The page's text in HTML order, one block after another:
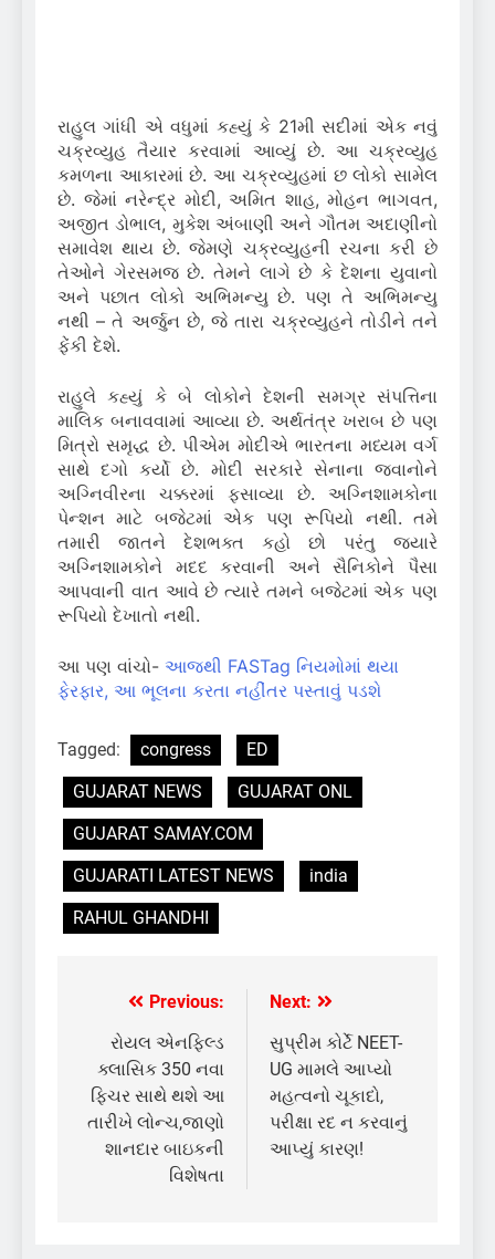
રાહુલ ગાંધી એ વધુમાં કહ્યું કે 21મી સદીમાં એક નવું
ચક્રવ્યુહ તૈયાર કરવામાં આવ્યું છે. આ ચક્રવ્યુહ
કમળના આકારમાં છે. આ ચક્રવ્યુહમાં છ લોકો સામેલ
છે. જેમાં નરેન્દ્ર મોદી, અમિત શાહ, મોહન ભાગવત,
અજીત ડોભાલ, મુકેશ અંબાણી અને ગૌતમ અદાણીનો
સમાવેશ થાય છે. જેમણે ચક્રવ્યુહની રચના કરી છે
તેઓને ગેરસમજ છે. તેમને લાગે છે કે દેશના યુવાનો
અને પછાત લોકો અભિમન્યુ છે. પણ તે અભિમન્યુ
નથી – તે અર્જુન છે, જે તારા ચક્રવ્યુહને તોડીને તને
ફેંકી દેશે.
રાહુલે કહ્યું કે બે લોકોને દેશની સમગ્ર સંપત્તિના
માલિક બનાવવામાં આવ્યા છે. અર્થતંત્ર ખરાબ છે પણ
મિત્રો સમૃદ્ધ છે. પીએમ મોદીએ ભારતના મધ્યમ વર્ગ
સાથે દગો કર્યો છે. મોદી સરકારે સેનાના જવાનોને
અગ્નિવીરના ચક્કરમાં ફસાવ્યા છે. અગ્નિશામકોના
પેન્શન માટે બજેટમાં એક પણ રૂપિયો નથી. તમે
તમારી જાતને દેશભક્ત કહો છો પરંતુ જ્યારે
અગ્નિશામકોને મદદ કરવાની અને સૈનિકોને પૈસા
આપવાની વાત આવે છે ત્યારે તમને બજેટમાં એક પણ
રૂપિયો દેખાતો નથી.
આ પણ વાંચો- આજથી FASTag નિયમોમાં થયા
ફેરફાર, આ ભૂલના કરતા નહીંતર પસ્તાવું પડશે
Tagged: congress
ED
GUJARAT NEWS
GUJARAT ONL
GUJARAT SAMAY.COM
GUJARATI LATEST NEWS
india
RAHUL GHANDHI
Post
navigation
Previous:
રોયલ એનફિલ્ડ
ક્લાસિક 350 નવા
ફિચર સાથે થશે આ
તારીખે લોન્ચ,જાણો
શાનદાર બાઇકની
વિશેષતા
Next:
સુપ્રીમ કોર્ટે NEET-
UG મામલે આપ્યો
મહત્વનો ચૂકાદો,
પરીક્ષા રદ ન કરવાનું
આપ્યું કારણ!